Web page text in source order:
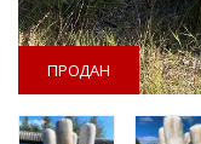
ПРОДАН